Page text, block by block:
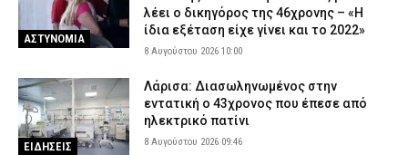
ΑΣΤΥΝΟΜΙΑ
λέει ο δικηγόρος της 46χρονης – «Η
ίδια εξέταση είχε γίνει και το 2022»
8 Αυγούστου 2026 10:00
ΕΙΔΗΣΕΙΣ
Λάρισα: Διασωληνωμένος στην
εντατική ο 43χρονος που έπεσε από
ηλεκτρικό πατίνι
8 Αυγούστου 2026 09:46